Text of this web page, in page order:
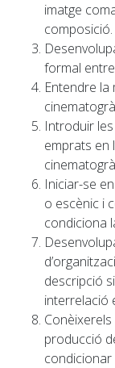
imatge
composició.
formal
Entendre
Introduir
emprats en
Iniciar-se
o escènic i
condiciona
descripció
interrelació
producció
condicionar